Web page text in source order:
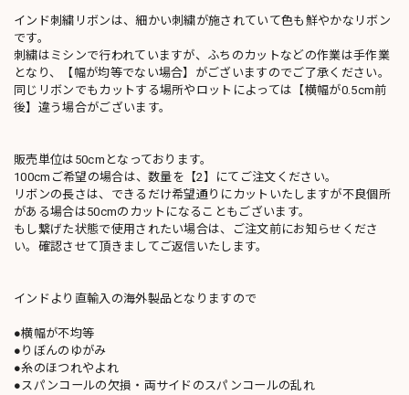
インド刺繍リボンは、細かい刺繍が施されていて色も鮮やかなリボン
です。
刺繍はミシンで行われていますが、ふちのカットなどの作業は手作業
となり、【幅が均等でない場合】がございますのでご了承ください。
同じリボンでもカットする場所やロットによっては【横幅が0.5cm前
後】違う場合がございます。
販売単位は50cmとなっております。
100cmご希望の場合は、数量を【2】にてご注文ください。
リボンの長さは、できるだけ希望通りにカットいたしますが不良個所
がある場合は50cmのカットになることもございます。
もし繋げた状態で使用されたい場合は、ご注文前にお知らせくださ
い。確認させて頂きましてご返信いたします。
インドより直輸入の海外製品となりますので
●横幅が不均等
●りぼんのゆがみ
●糸のほつれやよれ
●スパンコールの欠損・両サイドのスパンコールの乱れ